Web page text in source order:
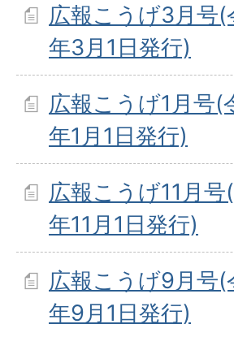
広報こうげ3月号(
年3月1日発行)
広報こうげ1月号(
年1月1日発行)
広報こうげ11月号
年11月1日発行)
広報こうげ9月号(
年9月1日発行)